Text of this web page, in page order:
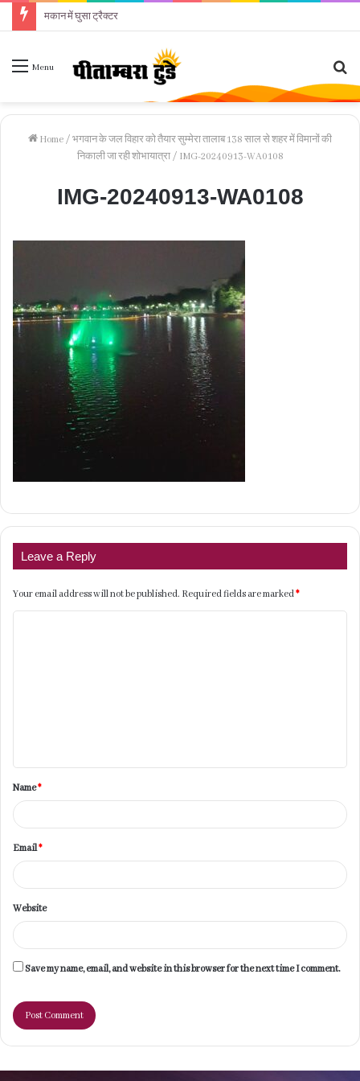
मकान में घुसा ट्रैक्टर
Menu
Home / भगवान के जल विहार को तैयार सुम्मेरा तालाब 138 साल से शहर में विमानों की
निकाली जा रही शोभायात्रा / IMG-20240913-WA0108
IMG-20240913-WA0108
Leave a Reply
Your email address will not be published. Required fields are marked*
t
*Name*
Email*
Website
Save my name, email, and website in this browser for the next time I comment.